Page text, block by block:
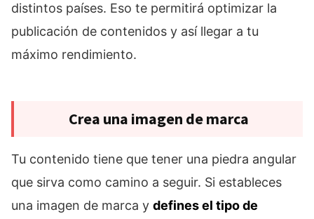
distintos países. Eso te permitirá optimizar la
publicación de contenidos y así llegar a tu
máximo rendimiento.
Crea una imagen de marca
Tu contenido tiene que tener una piedra angular
que sirva como camino a seguir. Si estableces
una imagen de marca y defines el tipo de